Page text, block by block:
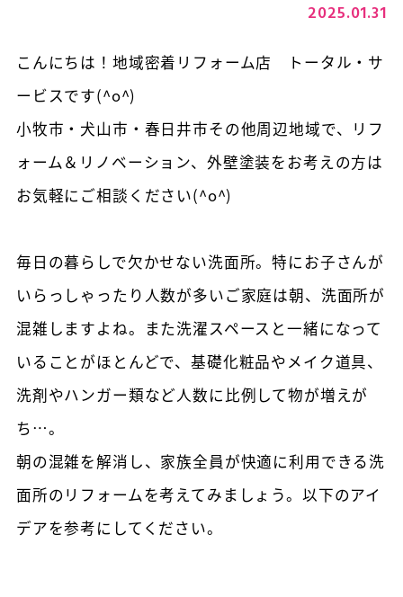
2025.01.31
こんにちは！地域密着リフォーム店 トータル・サ
ービスです(^o^)
小牧市・犬山市・春日井市その他周辺地域で、リフ
ォーム＆リノベーション、外壁塗装をお考えの方は
お気軽にご相談ください(^o^)
毎日の暮らしで欠かせない洗面所。特にお子さんが
いらっしゃったり人数が多いご家庭は朝、洗面所が
混雑しますよね。また洗濯スペースと一緒になって
いることがほとんどで、基礎化粧品やメイク道具、
洗剤やハンガー類など人数に比例して物が増えが
ち…。
朝の混雑を解消し、家族全員が快適に利用できる洗
面所のリフォームを考えてみましょう。以下のアイ
デアを参考にしてください。